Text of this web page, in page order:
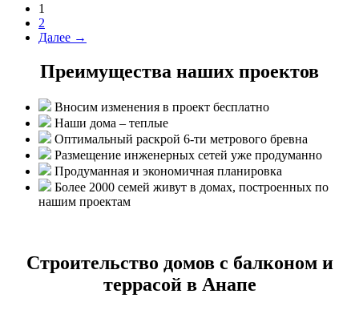
1
2
Далее →
Преимущества наших проектов
Вносим изменения в проект бесплатно
Наши дома – теплые
Оптимальный раскрой 6-ти метрового бревна
Размещение инженерных сетей уже продуманно
Продуманная и экономичная планировка
Более 2000 семей живут в домах, построенных по
нашим проектам
Строительство домов с балконом и
террасой в Анапе